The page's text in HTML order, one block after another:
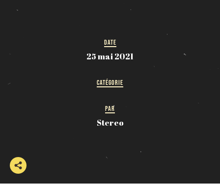
DATE
25 mai 2021
CATÉGORIE
PAR
Stereo